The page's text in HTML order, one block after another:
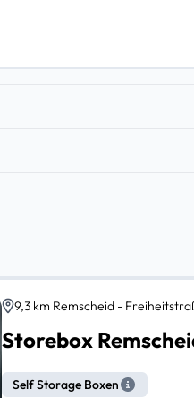
9,3 km Remscheid -
Storebox
Self Storage Boxen